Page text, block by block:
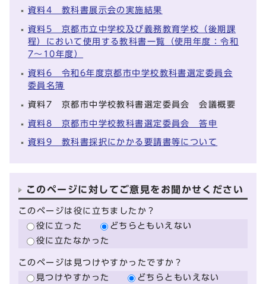
資料4 教科書展示会の実施結果
資料5 京都市立中学校及び義務教育学校（後期課
程）において使用する教科書一覧（使用年度：令和
7～10年度）
資料6 令和6年度京都市中学校教科書選定委員会
委員名簿
資料7 京都市中学校教科書選定委員会 会議概要
資料8 京都市中学校教科書選定委員会 答申
資料9 教科書採択にかかる要請書等について
このページに対してご意見をお聞かせください
このページは役に立ちましたか？
役に立った
どちらともいえない
役に立たなかった
このページは見つけやすかったですか？
見つけやすかった
どちらともいえない